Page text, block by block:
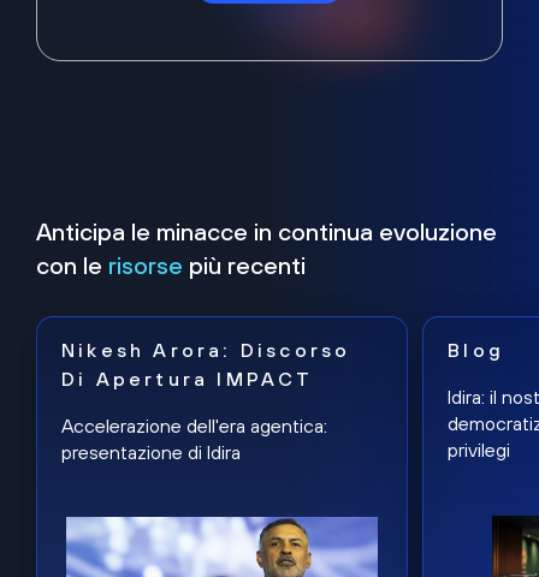
Anticipa le minacce in continua evoluzione
con le risorse più recenti
Nikesh Arora: Discorso
Di Apertura IMPACT
Accelerazione dell'era agentica:
presentazione di Idira
Blog
Idira: il
privilegi